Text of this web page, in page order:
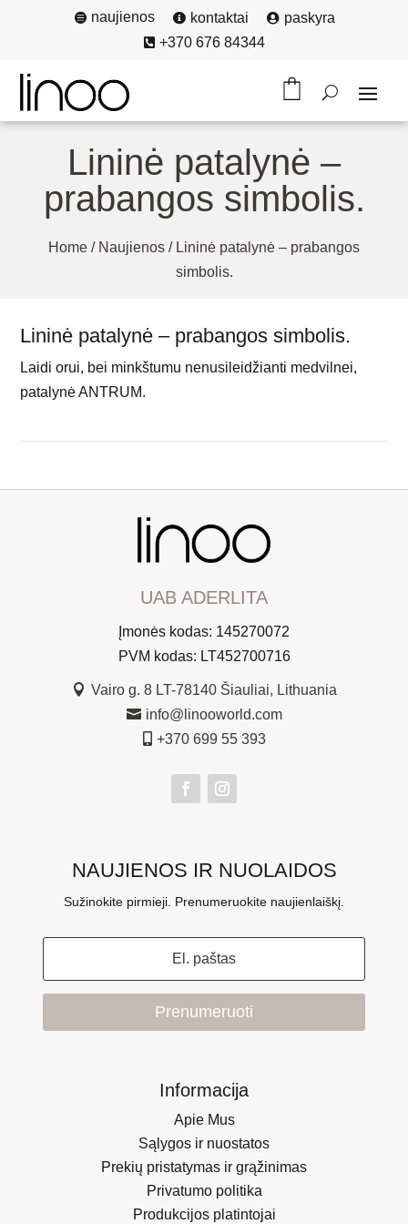
 naujienos  kontaktai  paskyra
 +370 676 84344
Lininė patalynė –
prabangos simbolis.
Home / Naujienos / Lininė patalynė – prabangos
simbolis.
Lininė patalynė – prabangos simbolis.
Laidi orui, bei minkštumu nenusileidžianti medvilnei,
patalynė ANTRUM.
UAB ADERLITA
Įmonės kodas: 145270072
PVM kodas: LT452700716
 Vairo g. 8 LT-78140 Šiauliai, Lithuania
 info@linooworld.com
 +370 699 55 393
NAUJIENOS IR NUOLAIDOS
Sužinokite pirmieji. Prenumeruokite naujienlaiškį.
Prenumeruoti
Informacija
Apie Mus
Sąlygos ir nuostatos
Prekių pristatymas ir grąžinimas
Privatumo politika
Produkcijos platintojai